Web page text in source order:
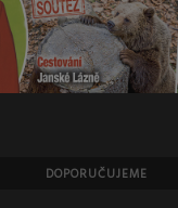
DOPORUČUJEME